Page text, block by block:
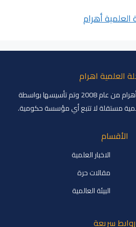
العلمية اهرام
تم تأسيس المجلة العلمية أهرام من عام 2008 وتم تأسيسها بواسطة
مستقلة لا تتبع أي مؤسسة حكومية.
الأقسام
الاخبار العلمية
مقالات حرة
البيئة العالمية
روابط سريعة